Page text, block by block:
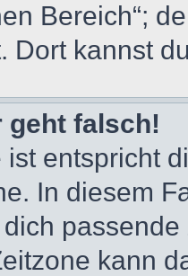
Bereich“;
Dort kannst
geht falsch!
entspricht
In diesem
dich
kann